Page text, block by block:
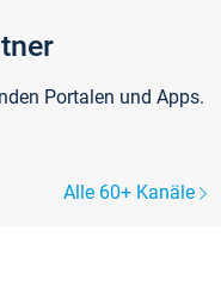
Portalen und Apps.
Alle 60+ Kanäle